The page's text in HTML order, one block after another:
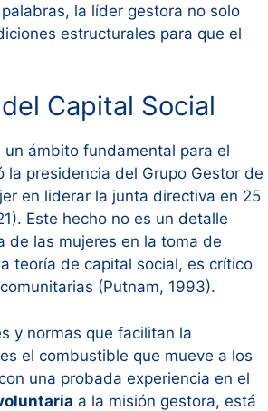
la líder gestora no solo
estructurales para que el
Capital Social
ámbito fundamental para el
la presidencia del Grupo Gestor de
en liderar la junta directiva en 25
Este hecho no es un detalle
de las mujeres en la toma de
teoría de capital social, es crítico
(Putnam, 1993).
y normas que facilitan la
el combustible que mueve a los
una probada experiencia en el
a la misión gestora, está